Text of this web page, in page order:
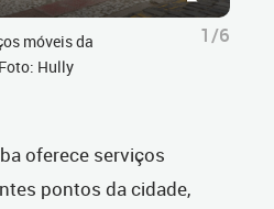
móveis da
Hully
1/6
oferece serviços
pontos da cidade,